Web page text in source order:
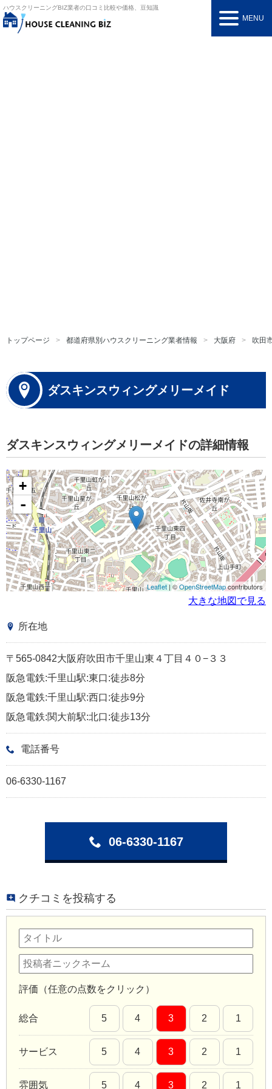
ハウスクリーニングBIZ業者の口コミ比較や価格、豆知識
MENU
トップページ 都道府県別ハウスクリーニング業者情報 大阪府 吹田
ダスキンスウィングメリーメイド
ダスキンスウィングメリーメイドの詳細情報
+
-
Leaflet| ©OpenStreetMapcontributors
大きな地図で見る
所在地
〒565-0842大阪府吹田市千里山東４丁目４０−３３
阪急電鉄:千里山駅:東口:徒歩8分
阪急電鉄:千里山駅:西口:徒歩9分
阪急電鉄:関大前駅:北口:徒歩13分
電話番号
06-6330-1167
06-6330-1167
クチコミを投稿する
評価（任意の点数をクリック）
総合 5 4 3 2 1
サービス 5 4 3 2 1
雰囲気 5 4 3 2 1